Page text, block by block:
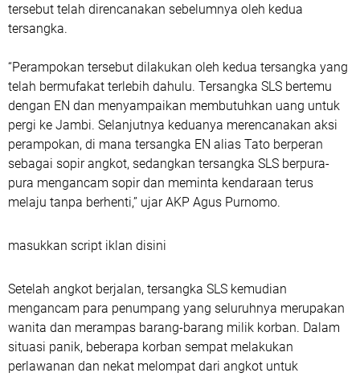
tersebut telah direncanakan sebelumnya oleh kedua
tersangka.
“Perampokan tersebut dilakukan oleh kedua tersangka yang
telah bermufakat terlebih dahulu. Tersangka SLS bertemu
dengan EN dan menyampaikan membutuhkan uang untuk
pergi ke Jambi. Selanjutnya keduanya merencanakan aksi
perampokan, di mana tersangka EN alias Tato berperan
sebagai sopir angkot, sedangkan tersangka SLS berpura-
pura mengancam sopir dan meminta kendaraan terus
melaju tanpa berhenti,” ujar AKP Agus Purnomo.
masukkan script iklan disini
Setelah angkot berjalan, tersangka SLS kemudian
mengancam para penumpang yang seluruhnya merupakan
wanita dan merampas barang-barang milik korban. Dalam
situasi panik, beberapa korban sempat melakukan
perlawanan dan nekat melompat dari angkot untuk